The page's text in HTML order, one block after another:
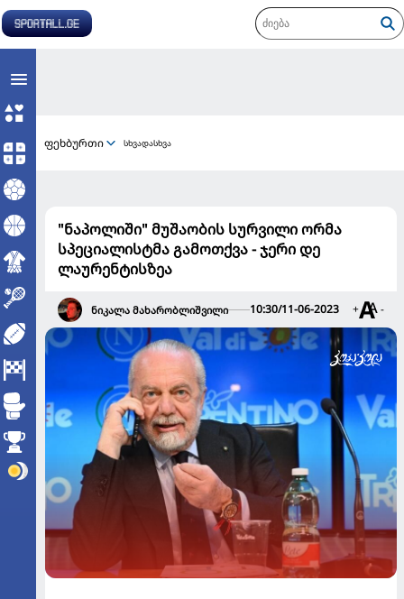
ფეხბურთი სხვადასხვა
"ნაპოლიში" მუშაობის სურვილი ორმა
სპეციალისტმა გამოთქვა - ჯერი დე
ლაურენტისზეა
ნიკალა მახარობლიშვილი 10:30/11-06-2023 + -